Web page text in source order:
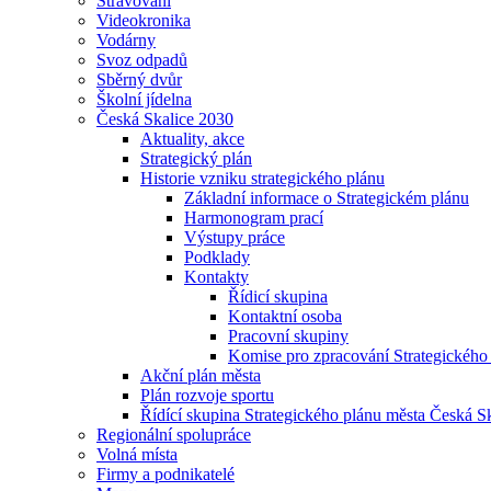
Videokronika
Vodárny
Svoz odpadů
Sběrný dvůr
Školní jídelna
Česká Skalice 2030
Aktuality, akce
Strategický plán
Historie vzniku strategického plánu
Základní informace o Strategickém plánu
Harmonogram prací
Výstupy práce
Podklady
Kontakty
Řídicí skupina
Kontaktní osoba
Pracovní skupiny
Komise pro zpracování Strategického
Akční plán města
Plán rozvoje sportu
Řídící skupina Strategického plánu města Česká
Regionální spolupráce
Volná místa
Firmy a podnikatelé